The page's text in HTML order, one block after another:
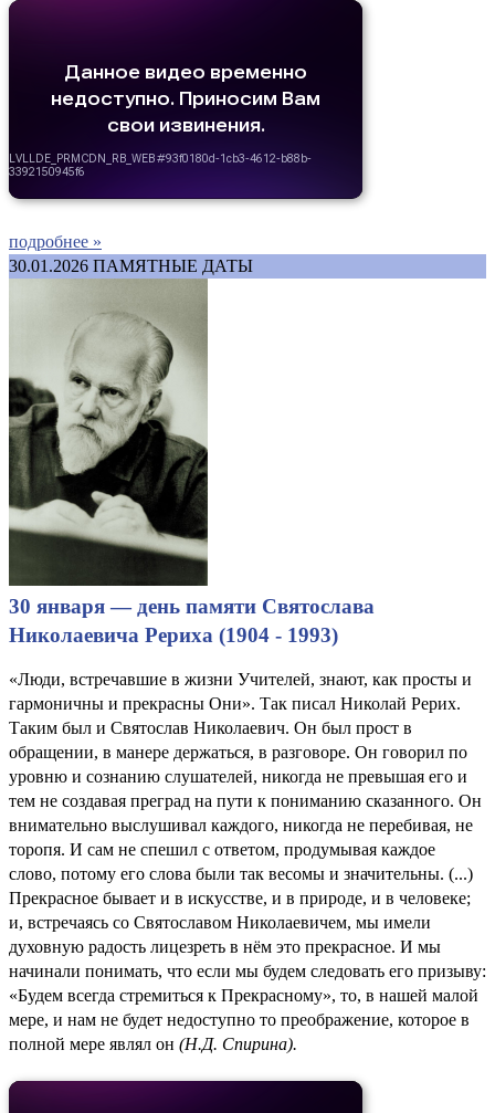
подробнее »
30.01.2026 ПАМЯТНЫЕ ДАТЫ
30 января — день памяти Святослава
Николаевича Рериха (1904 - 1993)
«Люди, встречавшие в жизни Учителей, знают, как просты и
гармоничны и прекрасны Они». Так писал Николай Рерих.
Таким был и Святослав Николаевич. Он был прост в
обращении, в манере держаться, в разговоре. Он говорил по
уровню и сознанию слушателей, никогда не превышая его и
тем не создавая преград на пути к пониманию сказанного. Он
внимательно выслушивал каждого, никогда не перебивая, не
торопя. И сам не спешил с ответом, продумывая каждое
слово, потому его слова были так весомы и значительны. (...)
Прекрасное бывает и в искусстве, и в природе, и в человеке;
и, встречаясь cо Святославом Николаевичем, мы имели
духовную радость лицезреть в нём это прекрасное. И мы
начинали понимать, что если мы будем следовать его призыву:
«Будем всегда стремиться к Прекрасному», то, в нашей малой
мере, и нам не будет недоступно то преображение, которое в
полной мере являл он (Н.Д. Спирина).